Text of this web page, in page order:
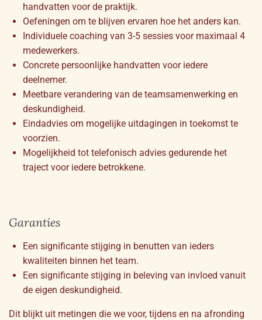
handvatten voor de praktijk.
Oefeningen om te blijven ervaren hoe het anders kan.
Individuele coaching van 3-5 sessies voor maximaal 4
medewerkers.
Concrete persoonlijke handvatten voor iedere
deelnemer.
Meetbare verandering van de teamsamenwerking en
deskundigheid.
Eindadvies om mogelijke uitdagingen in toekomst te
voorzien.
Mogelijkheid tot telefonisch advies gedurende het
traject voor iedere betrokkene.
Garanties
Een significante stijging in benutten van ieders
kwaliteiten binnen het team.
Een significante stijging in beleving van invloed vanuit
de eigen deskundigheid.
Dit blijkt uit metingen die we voor, tijdens en na afronding